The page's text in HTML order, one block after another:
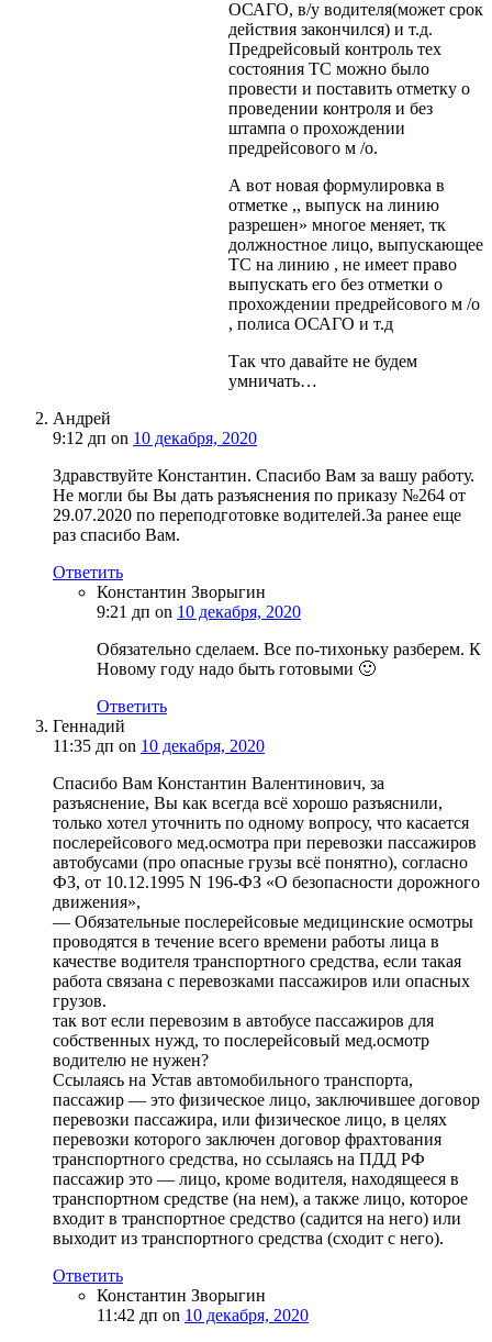
ОСАГО, в/у водителя(может срок
действия закончился) и т.д.
Предрейсовый контроль тех
состояния ТС можно было
провести и поставить отметку о
проведении контроля и без
штампа о прохождении
предрейсового м /о.
А вот новая формулировка в
отметке ,, выпуск на линию
разрешен» многое меняет, тк
должностное лицо, выпускающее
ТС на линию , не имеет право
выпускать его без отметки о
прохождении предрейсового м /о
, полиса ОСАГО и т.д
Так что давайте не будем
умничать…
Андрей
9:12 дп on 10 декабря, 2020
Здравствуйте Константин. Спасибо Вам за вашу работу.
Не могли бы Вы дать разъяснения по приказу №264 от
29.07.2020 по переподготовке водителей.За ранее еще
раз спасибо Вам.
Ответить
Константин Зворыгин
9:21 дп on 10 декабря, 2020
Обязательно сделаем. Все по-тихоньку разберем. К
Новому году надо быть готовыми 🙂
Ответить
Геннадий
11:35 дп on 10 декабря, 2020
Спасибо Вам Константин Валентинович, за
разъяснение, Вы как всегда всё хорошо разъяснили,
только хотел уточнить по одному вопросу, что касается
послерейсового мед.осмотра при перевозки пассажиров
автобусами (про опасные грузы всё понятно), согласно
ФЗ, от 10.12.1995 N 196-ФЗ «О безопасности дорожного
движения»,
— Обязательные послерейсовые медицинские осмотры
проводятся в течение всего времени работы лица в
качестве водителя транспортного средства, если такая
работа связана с перевозками пассажиров или опасных
грузов.
так вот если перевозим в автобусе пассажиров для
собственных нужд, то послерейсовый мед.осмотр
водителю не нужен?
Ссылаясь на Устав автомобильного транспорта,
пассажир — это физическое лицо, заключившее договор
перевозки пассажира, или физическое лицо, в целях
перевозки которого заключен договор фрахтования
транспортного средства, но ссылаясь на ПДД РФ
пассажир это — лицо, кроме водителя, находящееся в
транспортном средстве (на нем), а также лицо, которое
входит в транспортное средство (садится на него) или
выходит из транспортного средства (сходит с него).
Ответить
Константин Зворыгин
11:42 дп on 10 декабря, 2020